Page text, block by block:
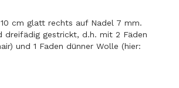
cm glatt rechts auf Nadel 7 mm.
dreifädig gestrickt, d.h. mit 2 Fäden
und 1 Faden dünner Wolle (hier: